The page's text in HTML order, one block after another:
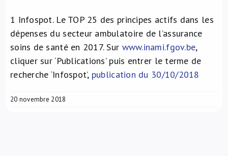
1 Infospot. Le TOP 25 des principes actifs dans les
dépenses du secteur ambulatoire de l’assurance
soins de santé en 2017. Sur www.inami.fgov.be,
cliquer sur ‘Publications’ puis entrer le terme de
recherche ‘Infospot’, publication du 30/10/2018
20 novembre 2018